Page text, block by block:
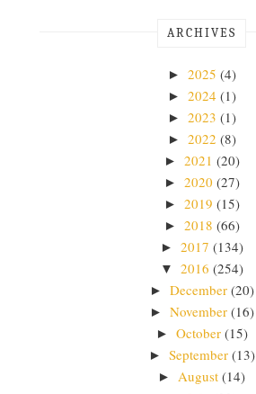
ARCHIVES
► 2025 (4)
► 2024 (1)
► 2023 (1)
► 2022 (8)
► 2021 (20)
► 2020 (27)
► 2019 (15)
► 2018 (66)
► 2017 (134)
▼ 2016 (254)
► December (20)
► November (16)
► October (15)
► September (13)
► August (14)